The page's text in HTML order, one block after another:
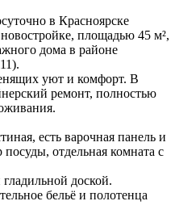
в Красноярске
площадью 45 м²,
дома в районе
уют и комфорт. В
ремонт, полностью
есть варочная панель и
отдельная комната с
доской.
бельё и полотенца